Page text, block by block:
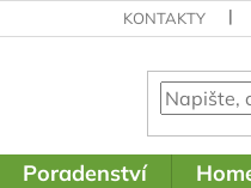
KONTAKTY
Poradenství